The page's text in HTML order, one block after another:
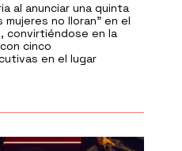
al anunciar una quinta
no lloran” en el
convirtiéndose en la
cinco
en el lugar